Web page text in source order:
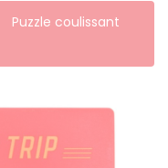
Puzzle coulissant